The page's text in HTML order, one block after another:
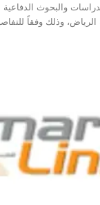
والبحوث
الرياض، وذلك وفقاً